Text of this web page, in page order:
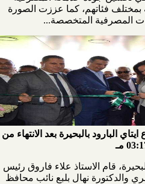
بمختلف فئاتهم، كما عززت الصورة
المصرفية المتخصصة...
البارود بالبحيرة بعد الانتهاء من
مـ
قام الاستاذ علاء فاروق رئيس
والدكتورة نهال بلبع نائب محافظ